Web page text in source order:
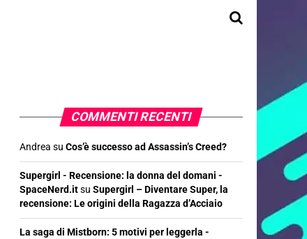
COMMENTI RECENTI
Andrea su Cos’è successo ad Assassin’s Creed?
Supergirl - Recensione: la donna del domani -
SpaceNerd.itsu Supergirl – Diventare Super, la
recensione: Le origini della Ragazza d’Acciaio
La saga di Mistborn: 5 motivi per leggerla -